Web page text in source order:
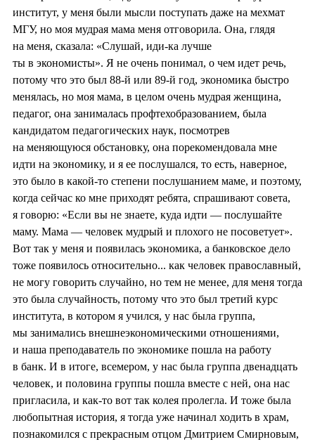
институт, у меня были мысли поступать даже на мехмат
МГУ, но моя мудрая мама меня отговорила. Она, глядя
на меня, сказала: «Слушай, иди-ка лучше
ты в экономисты». Я не очень понимал, о чем идет речь,
потому что это был 88-й или 89-й год, экономика быстро
менялась, но моя мама, в целом очень мудрая женщина,
педагог, она занималась профтехобразованием, была
кандидатом педагогических наук, посмотрев
на меняющуюся обстановку, она порекомендовала мне
идти на экономику, и я ее послушался, то есть, наверное,
это было в какой-то степени послушанием маме, и поэтому,
когда сейчас ко мне приходят ребята, спрашивают совета,
я говорю: «Если вы не знаете, куда идти — послушайте
маму. Мама — человек мудрый и плохого не посоветует».
Вот так у меня и появилась экономика, а банковское дело
тоже появилось относительно... как человек православный,
не могу говорить случайно, но тем не менее, для меня тогда
это была случайность, потому что это был третий курс
института, в котором я учился, у нас была группа,
мы занимались внешнеэкономическими отношениями,
и наша преподаватель по экономике пошла на работу
в банк. И в итоге, всемером, у нас была группа двенадцать
человек, и половина группы пошла вместе с ней, она нас
пригласила, и как-то вот так колея пролегла. И тоже была
любопытная история, я тогда уже начинал ходить в храм,
познакомился с прекрасным отцом Дмитрием Смирновым,